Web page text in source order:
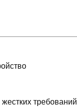
требований